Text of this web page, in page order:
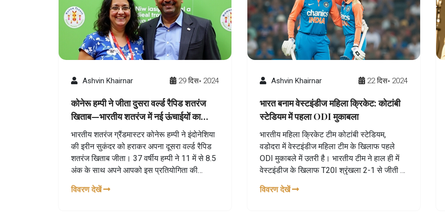
Ashvin Khairnar 29 दिस॰ 2024
कोनेरू हम्पी ने जीता दुसरा वर्ल्ड रैपिड शतरंज
खिताब—भारतीय शतरंज में नई ऊंचाईयों का
प्राचीन अध्याय
भारतीय शतरंज ग्रैंडमास्टर कोनेरू हम्पी ने इंदोनेशिया
की इरीन सुकंदर को हराकर अपना दूसरा वर्ल्ड रैपिड
शतरंज खिताब जीता। 37 वर्षीय हम्पी ने 11 में से 8.5
अंक के साथ अपने आपको इस प्रतियोगिता की
इस जीत ने भारतीय शतरंज के लिए एक अद्वितीय वर्ष
विवरण देखें
Ashvin Khairnar 22 दिस॰ 2024
भारत बनाम वेस्टइंडीज महिला क्रिकेट: कोटांबी
स्टेडियम में पहला ODI मुकाबला
भारतीय महिला क्रिकेट टीम कोटांबी स्टेडियम,
वडोदरा में वेस्टइंडीज महिला टीम के खिलाफ पहले
ODI मुकाबले में उतरी है। भारतीय टीम ने हाल ही में
वेस्टइंडीज के खिलाफ T20I श्रृंखला 2-1 से जीती है
रखने का प्रयास कर रही है। उपकप्तान स्मृति मंधाना
विवरण देखें